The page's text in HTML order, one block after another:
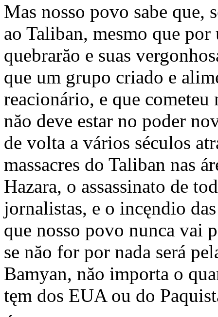
Mas nosso povo sabe que,
ao Taliban, mesmo que por
quebrarăo e suas
que um grupo criado e
reacionário, e que cometeu
năo deve estar no poder
de volta a vários séculos
massacres do Taliban nas
Hazara, o assassinato de
jornalistas, e o incęndio
que nosso povo nunca vai
se năo for por nada será
Bamyan, năo importa o
tęm dos EUA ou do